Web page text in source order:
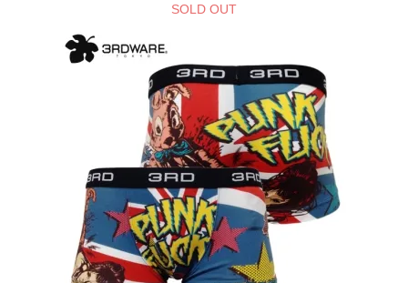
SOLD OUT